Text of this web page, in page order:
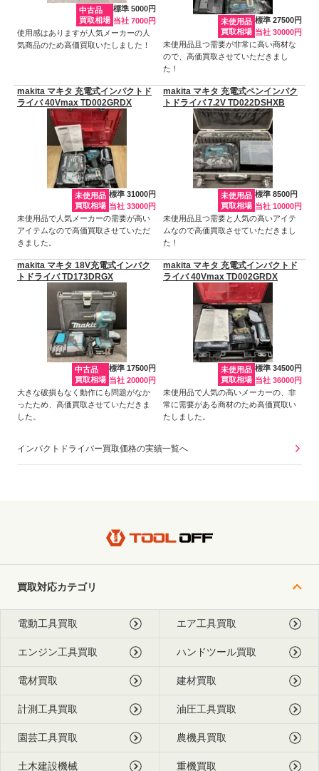
中古品
買取相場
標準 5000円
当社 7000円
使用感はありますが人気メーカーの人
気商品のため高価買取いたしました！
未使用品
買取相場
標準 27500円
当社 30000円
未使用品且つ需要が非常に高い商材な
ので、高価買取させていただきまし
た！
makita マキタ 充電式インパクトド
ライバ 40Vmax TD002GRDX
未使用品
買取相場
標準 31000円
当社 33000円
未使用品で人気メーカーの需要が高い
アイテムなので高価買取させていただ
きました。
makita マキタ 充電式ペンインパク
トドライバ 7.2V TD022DSHXB
未使用品
買取相場
標準 8500円
当社 10000円
未使用品且つ需要と人気の高いアイテ
ムなので高価買取させていただきまし
た！
makita マキタ 18V充電式インパク
トドライバ TD173DRGX
中古品
買取相場
標準 17500円
当社 20000円
大きな破損もなく動作にも問題がなか
ったため、高価買取させていただきま
した。
makita マキタ 充電式インパクトド
ライバ 40Vmax TD002GRDX
未使用品
買取相場
標準 34500円
当社 36000円
未使用品で人気の高いメーカーの、非
常に需要がある商材のため高価買取い
たしました。
インパクトドライバー買取価格の実績一覧へ
買取対応カテゴリ
電動工具買取 エア工具買取
エンジン工具買取 ハンドツール買取
電材買取 建材買取
計測工具買取 油圧工具買取
園芸工具買取 農機具買取
土木建設機械 重機買取